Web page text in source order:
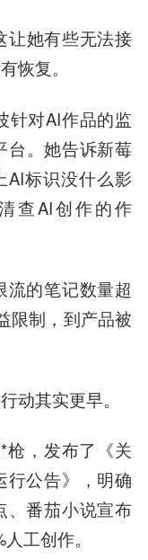
让她有些无法接
恢复。
针对AI作品的监
台。她告诉新莓
AI标识没什么影
查AI创作的作
流的笔记数量超
限制，到产品被
动其实更早。
枪，发布了《关
行公告》，明确
、番茄小说宣布
工创作。